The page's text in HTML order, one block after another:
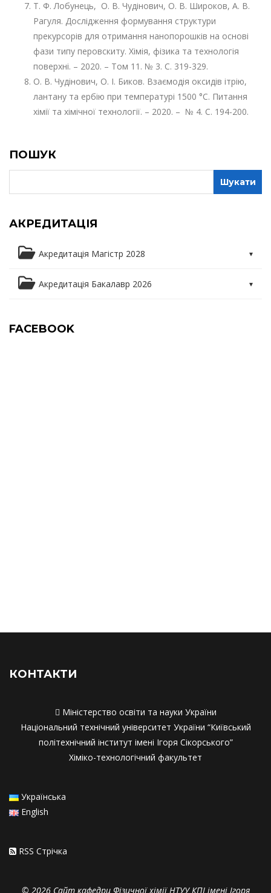
Т. Ф. Лобунець, О. В. Чудінович, О. В. Широков, А. В.
Рагуля. Дослідження формування структури
прекурсорів для отримання нанопорошків на основі
фази типу перовскиту. Хімія, фізика та технологія
поверхні. – 2020. – Том 11. № 3. С. 319-329.
О. В. Чудінович, О. І. Биков. Взаємодія оксидів ітрію,
лантану та ербію при температурі 1500 °С. Питання
хімії та хімічної технології. – 2020. – № 4. С. 194-200.
ПОШУК
АКРЕДИТАЦІЯ
Акредитація Магістр 2028
Освітня програма
Акредитація Бакалавр 2026
FACEBOOK
КОНТАКТИ
 Міністерство освіти та науки України
Національний технічний університет України “Київський
політехнічний інститут імені Ігоря Сікорського”
Хіміко-технологічний факультет
Українська
English
RSS Стрiчка
© 2026 Сайт кафедри Фізичної хімії НТУУ КПІ імені Ігоря